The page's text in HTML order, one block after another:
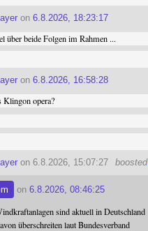
on6.8.2026, 18:23:17
über beide Folgen im Rahmen ...
on6.8.2026, 16:58:28
Klingon opera?
boosted
on 6.8.2026, 15:07:27
on6.8.2026, 08:46:25
sind aktuell in Deutschland
überschreiten laut Bundesverband